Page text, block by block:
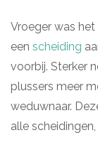
Vroeger was
een scheiding
voorbij. Sterker
plussers meer
weduwnaar.
alle